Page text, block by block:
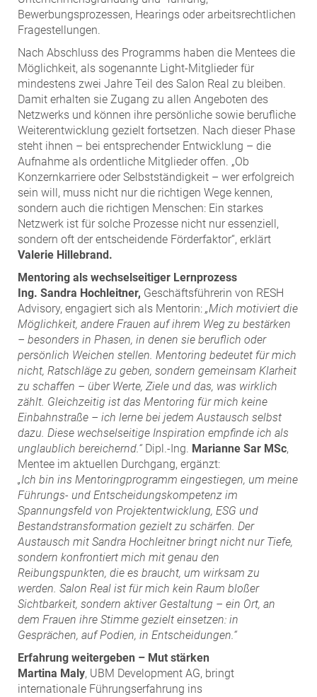
Bewerbungsprozessen, Hearings oder arbeitsrechtlichen
Fragestellungen.
Nach Abschluss des Programms haben die Mentees die
Möglichkeit, als sogenannte Light-Mitglieder für
mindestens zwei Jahre Teil des Salon Real zu bleiben.
Damit erhalten sie Zugang zu allen Angeboten des
Netzwerks und können ihre persönliche sowie berufliche
Weiterentwicklung gezielt fortsetzen. Nach dieser Phase
steht ihnen – bei entsprechender Entwicklung – die
Aufnahme als ordentliche Mitglieder offen. „Ob
Konzernkarriere oder Selbstständigkeit – wer erfolgreich
sein will, muss nicht nur die richtigen Wege kennen,
sondern auch die richtigen Menschen: Ein starkes
Netzwerk ist für solche Prozesse nicht nur essenziell,
sondern oft der entscheidende Förderfaktor“, erklärt
Valerie Hillebrand.
Mentoring als wechselseitiger Lernprozess
Ing. Sandra Hochleitner, Geschäftsführerin von RESH
Advisory, engagiert sich als Mentorin: „Mich motiviert die
Möglichkeit, andere Frauen auf ihrem Weg zu bestärken
– besonders in Phasen, in denen sie beruflich oder
persönlich Weichen stellen. Mentoring bedeutet für mich
nicht, Ratschläge zu geben, sondern gemeinsam Klarheit
zu schaffen – über Werte, Ziele und das, was wirklich
zählt. Gleichzeitig ist das Mentoring für mich keine
Einbahnstraße – ich lerne bei jedem Austausch selbst
dazu. Diese wechselseitige Inspiration empfinde ich als
unglaublich bereichernd.“ Dipl.-Ing. Marianne Sar MSc,
Mentee im aktuellen Durchgang, ergänzt:
„Ich bin ins Mentoringprogramm eingestiegen, um meine
Führungs- und Entscheidungskompetenz im
Spannungsfeld von Projektentwicklung, ESG und
Bestandstransformation gezielt zu schärfen. Der
Austausch mit Sandra Hochleitner bringt nicht nur Tiefe,
sondern konfrontiert mich mit genau den
Reibungspunkten, die es braucht, um wirksam zu
werden. Salon Real ist für mich kein Raum bloßer
Sichtbarkeit, sondern aktiver Gestaltung – ein Ort, an
dem Frauen ihre Stimme gezielt einsetzen: in
Gesprächen, auf Podien, in Entscheidungen.“
Erfahrung weitergeben – Mut stärken
Martina Maly, UBM Development AG, bringt
internationale Führungserfahrung ins